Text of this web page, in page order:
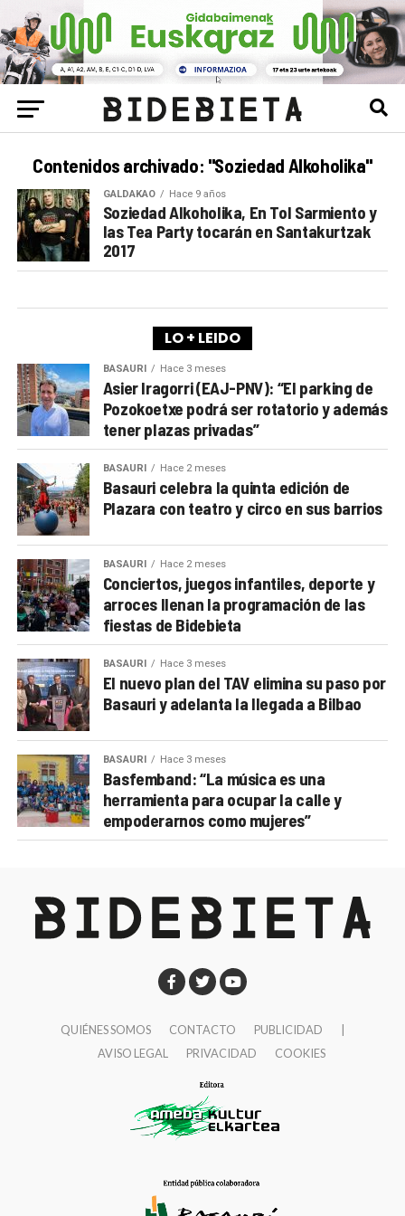
Contenidos archivado: "Soziedad Alkoholika"
GALDAKAO Hace 9 años
Soziedad Alkoholika, En Tol Sarmiento y
las Tea Party tocarán en Santakurtzak
2017
LO + LEIDO
BASAURI Hace 3 meses
Asier Iragorri (EAJ-PNV): “El parking de
Pozokoetxe podrá ser rotatorio y además
tener plazas privadas”
BASAURI Hace 2 meses
Basauri celebra la quinta edición de
Plazara con teatro y circo en sus barrios
BASAURI Hace 2 meses
Conciertos, juegos infantiles, deporte y
arroces llenan la programación de las
fiestas de Bidebieta
BASAURI Hace 3 meses
El nuevo plan del TAV elimina su paso por
Basauri y adelanta la llegada a Bilbao
BASAURI Hace 3 meses
Basfemband: “La música es una
herramienta para ocupar la calle y
empoderarnos como mujeres”
QUIÉNES SOMOS CONTACTO PUBLICIDAD
AVISO LEGAL
PRIVACIDAD COOKIES